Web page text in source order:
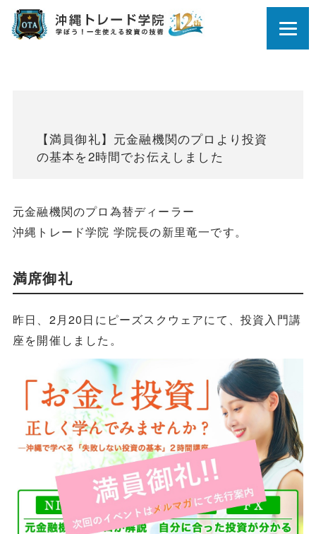
【満員御礼】元金融機関のプロより投資
の基本を2時間でお伝えしました
元金融機関のプロ為替ディーラー
沖縄トレード学院 学院長の新里竜一です。
満席御礼
昨日、2月20日にピーズスクウェアにて、投資入門講
座を開催しました。